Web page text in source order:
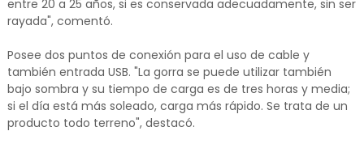
entre 20 a 25 años, si es conservada adecuadamente, sin ser
rayada", comentó.
Posee dos puntos de conexión para el uso de cable y
también entrada USB. "La gorra se puede utilizar también
bajo sombra y su tiempo de carga es de tres horas y media;
si el día está más soleado, carga más rápido. Se trata de un
producto todo terreno", destacó.